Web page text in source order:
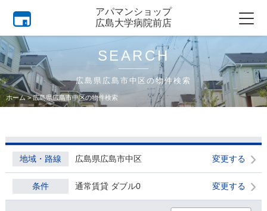
アパマンショップ
広島大学病院前店
SEARCH
広島県広島市中区の物件検索
ホーム>広島県広島市中区の物件検索